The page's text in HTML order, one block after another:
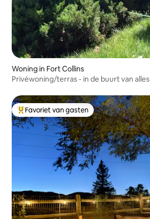
Woning in Fort Collins
Privéwoning/terras - in de buurt van alles
Topfavoriet van gasten
Favoriet van gasten